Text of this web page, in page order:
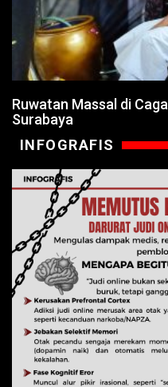
Ruwatan Massal di
Surabaya
INFOGRAFIS